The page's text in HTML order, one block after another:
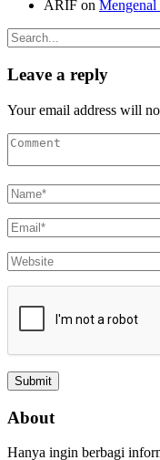
ARIF on Mengenal
Search
for:
Leave a reply
Your email address will
About
Hanya ingin berbagi